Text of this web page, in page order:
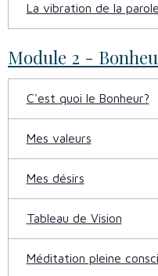
La vibration de la parole
Module 2 -
C'est quoi le Bonheur?
Mes valeurs
Mes désirs
Tableau de Vision
Méditation pleine